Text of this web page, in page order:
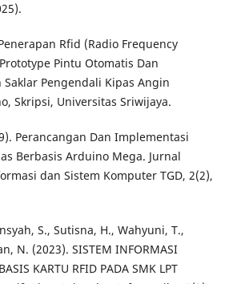
Rfid (Radio Frequency
Pintu Otomatis Dan
Pengendali Kipas Angin
Skripsi, Universitas Sriwijaya.
Perancangan Dan Implementasi
Berbasis Arduino Mega. Jurnal
dan Sistem Komputer TGD, 2(2),
S., Sutisna, H., Wahyuni, T.,
N. (2023). SISTEM INFORMASI
KARTU RFID PADA SMK LPT